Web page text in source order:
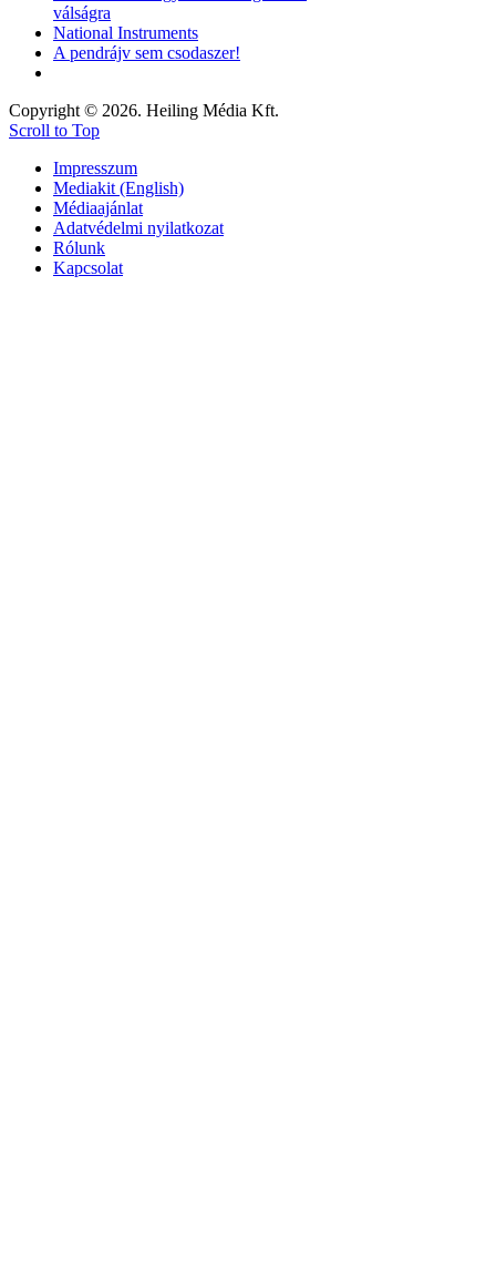
válságra
National Instruments
A pendrájv sem csodaszer!
Copyright © 2026. Heiling Média Kft.
Scroll to Top
Impresszum
Mediakit (English)
Médiaajánlat
Adatvédelmi nyilatkozat
Rólunk
Kapcsolat